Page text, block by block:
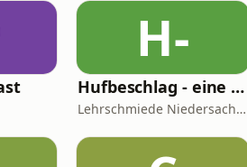
H-
Hufbeschlag - eine persönliche Betrachtung - NBvH-Podcast - Themen rund um den Huf
Lehrschmiede Niedersachsen